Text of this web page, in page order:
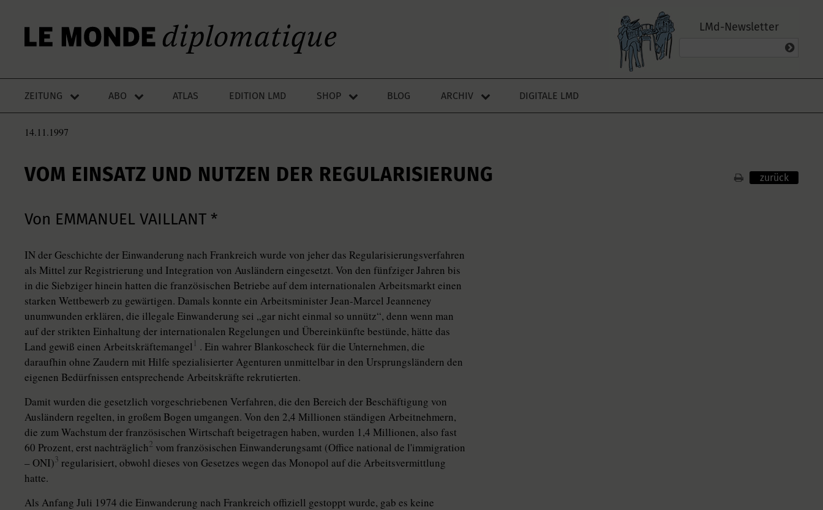
LMd-Newsletter
ZEITUNG ABO ATLAS EDITION LMD SHOP BLOG ARCHIV DIGITALE LMD
14.11.1997
VOM EINSATZ UND NUTZEN DER REGULARISIERUNG zurück
Von EMMANUEL VAILLANT *
IN der Geschichte der Einwanderung nach Frankreich wurde von jeher das Regularisierungsverfahren
als Mittel zur Registrierung und Integration von Ausländern eingesetzt. Von den fünfziger Jahren bis
in die Siebziger hinein hatten die französischen Betriebe auf dem internationalen Arbeitsmarkt einen
starken Wettbewerb zu gewärtigen. Damals konnte ein Arbeitsminister Jean-Marcel Jeanneney
unumwunden erklären, die illegale Einwanderung sei „gar nicht einmal so unnütz“, denn wenn man
auf der strikten Einhaltung der internationalen Regelungen und Übereinkünfte bestünde, hätte das
Land gewiß einen Arbeitskräftemangel 1 . Ein wahrer Blankoscheck für die Unternehmen, die
daraufhin ohne Zaudern mit Hilfe spezialisierter Agenturen unmittelbar in den Ursprungsländern den
eigenen Bedürfnissen entsprechende Arbeitskräfte rekrutierten.
Damit wurden die gesetzlich vorgeschriebenen Verfahren, die den Bereich der Beschäftigung von
Ausländern regelten, in großem Bogen umgangen. Von den 2,4 Millionen ständigen Arbeitnehmern,
die zum Wachstum der französischen Wirtschaft beigetragen haben, wurden 1,4 Millionen, also fast
60 Prozent, erst nachträglich2 vom französischen Einwanderungsamt (Office national de l'immigration
– ONI)3 regularisiert, obwohl dieses von Gesetzes wegen das Monopol auf die Arbeitsvermittlung
hatte.
Als Anfang Juli 1974 die Einwanderung nach Frankreich offiziell gestoppt wurde, gab es keine